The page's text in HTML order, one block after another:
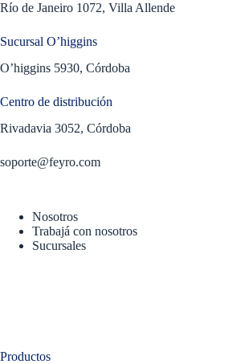
Río de Janeiro 1072, Villa Allende
Sucursal O’higgins
O’higgins 5930, Córdoba
Centro de distribución
Rivadavia 3052, Córdoba
soporte@feyro.com
Nosotros
Trabajá con nosotros
Sucursales
Productos